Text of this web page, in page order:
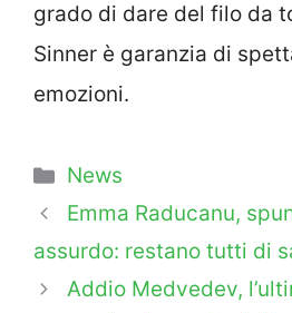
grado di dare del filo da
Sinner è garanzia di
emozioni.
Categorie
News
Emma Raducanu,
assurdo: restano tutti di
Addio Medvedev,